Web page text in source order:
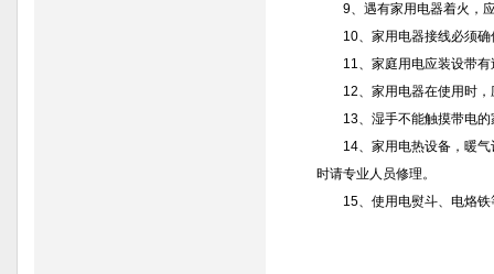
9、遇有家用电器着火，应
10、家用电器接线必须确
11、家庭用电应装设带有
12、家用电器在使用时，
13、湿手不能触摸带电的
14、家用电热设备，暖气
时请专业人员修理。
15、使用电熨斗、电烙铁